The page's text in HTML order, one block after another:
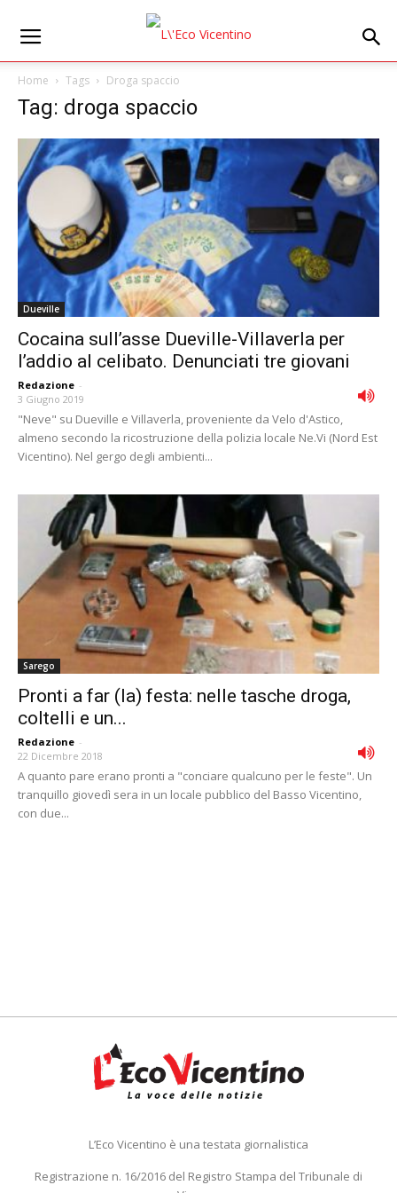
Home Tags Droga spaccio
Tag: droga spaccio
Dueville
Cocaina sull’asse Dueville-Villaverla per
l’addio al celibato. Denunciati tre giovani
Redazione -
3 Giugno 2019
"Neve" su Dueville e Villaverla, proveniente da Velo d'Astico,
almeno secondo la ricostruzione della polizia locale Ne.Vi (Nord Est
Vicentino). Nel gergo degli ambienti...
Sarego
Pronti a far (la) festa: nelle tasche droga,
coltelli e un...
Redazione -
22 Dicembre 2018
A quanto pare erano pronti a "conciare qualcuno per le feste". Un
tranquillo giovedì sera in un locale pubblico del Basso Vicentino,
con due...
L’Eco Vicentino è una testata giornalistica
Registrazione n. 16/2016 del Registro Stampa del Tribunale di